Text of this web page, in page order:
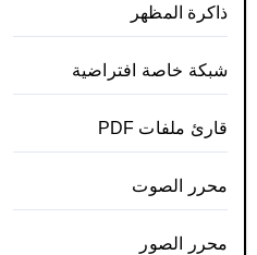
ذاكرة المظهر
شبكة خاصة افتراضية
قارئ ملفات PDF
محرر الصوت
محرر الصور